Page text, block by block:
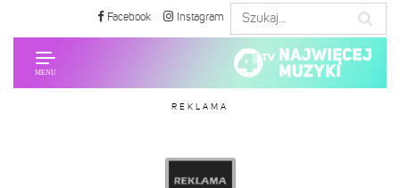
Facebook Instagram
REKLAMA